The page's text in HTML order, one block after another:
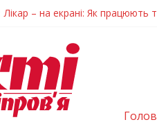
Лікар – на екрані: Як працюють
Пошуки тривають: на
Ветерани Дніпропетровщини
Говорити про воду без паніки: